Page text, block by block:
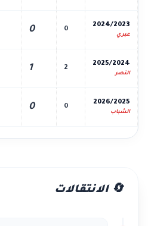
2024/2023
عبري
0
0
2025/2024
النصر
2
1
2026/2025
الشباب
0
0
🔄 الانتقالات